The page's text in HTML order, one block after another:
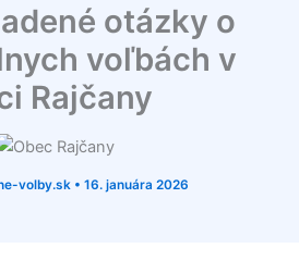
otázky o
voľbách v
Rajčany
volby.sk • 16. januára 2026